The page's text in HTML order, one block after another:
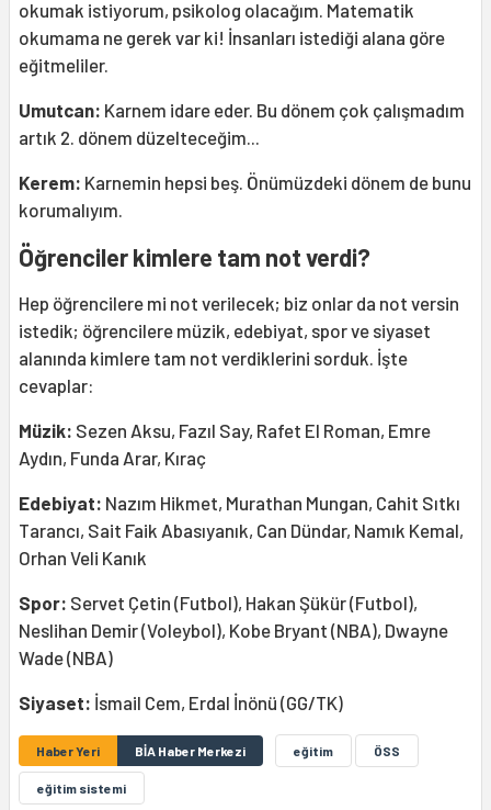
okumak istiyorum, psikolog olacağım. Matematik
okumama ne gerek var ki! İnsanları istediği alana göre
eğitmeliler.
Umutcan: Karnem idare eder. Bu dönem çok çalışmadım
artık 2. dönem düzelteceğim...
Kerem: Karnemin hepsi beş. Önümüzdeki dönem de bunu
korumalıyım.
Öğrenciler kimlere tam not verdi?
Hep öğrencilere mi not verilecek; biz onlar da not versin
istedik; öğrencilere müzik, edebiyat, spor ve siyaset
alanında kimlere tam not verdiklerini sorduk. İşte
cevaplar:
Müzik: Sezen Aksu, Fazıl Say, Rafet El Roman, Emre
Aydın, Funda Arar, Kıraç
Edebiyat: Nazım Hikmet, Murathan Mungan, Cahit Sıtkı
Tarancı, Sait Faik Abasıyanık, Can Dündar, Namık Kemal,
Orhan Veli Kanık
Spor: Servet Çetin (Futbol), Hakan Şükür (Futbol),
Neslihan Demir (Voleybol), Kobe Bryant (NBA), Dwayne
Wade (NBA)
Siyaset: İsmail Cem, Erdal İnönü (GG/TK)
Haber Yeri BİA Haber Merkezi eğitim ÖSS
eğitim sistemi